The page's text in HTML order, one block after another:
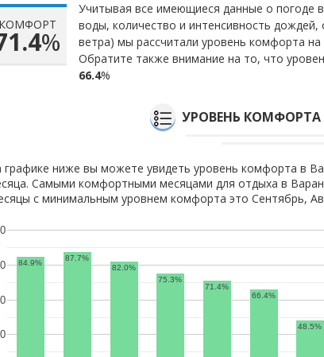
КОМФОРТ
%
Учитывая все имеющиеся данные о погоде
воды, количество и интенсивность
ветра) мы рассчитали уровень комфорта
Обратите также внимание на то, что
66.4%
УРОВЕНЬ
графике ниже вы можете увидеть уровень комфорта в
Самыми комфортными месяцами для отдыха в
с минимальным уровнем комфорта это Сентябрь,
84.9%
87.7%
82.0%
75.3%
71.4%
66.4%
48.5%